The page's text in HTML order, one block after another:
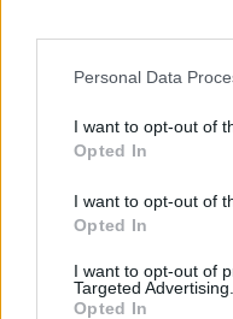
Personal Data
I want to opt-out of
Opted In
I want to opt-out of
Opted In
I want to opt-out of
Targeted Advertising.
Opted In
Krzysztof Jabłonowski
Kraj